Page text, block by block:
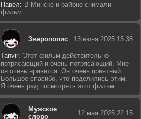
Павел: В Минске и районе снимали
фильм.
Зверополис 13 июня 2025 15:38
Tanvir: Этот фильм действительно
потрясающий и очень потрясающий. Мне
он очень нравится. Он очень приятный.
Большое спасибо, что поделились этим.
Я очень рад посмотреть этот фильм.
Мужское
слово
12 мая 2025 22:15